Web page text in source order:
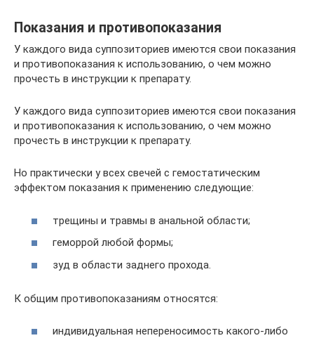
Показания и противопоказания
У каждого вида суппозиториев имеются свои показания
и противопоказания к использованию, о чем можно
прочесть в инструкции к препарату.
У каждого вида суппозиториев имеются свои показания
и противопоказания к использованию, о чем можно
прочесть в инструкции к препарату.
Но практически у всех свечей с гемостатическим
эффектом показания к применению следующие:
трещины и травмы в анальной области;
геморрой любой формы;
зуд в области заднего прохода.
К общим противопоказаниям относятся:
индивидуальная непереносимость какого-либо